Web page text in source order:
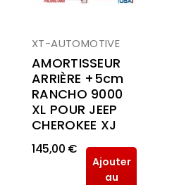
XT-AUTOMOTIVE
AMORTISSEUR
ARRIÈRE +5cm
RANCHO 9000
XL POUR JEEP
CHEROKEE XJ
145,00 €
Ajouter
au